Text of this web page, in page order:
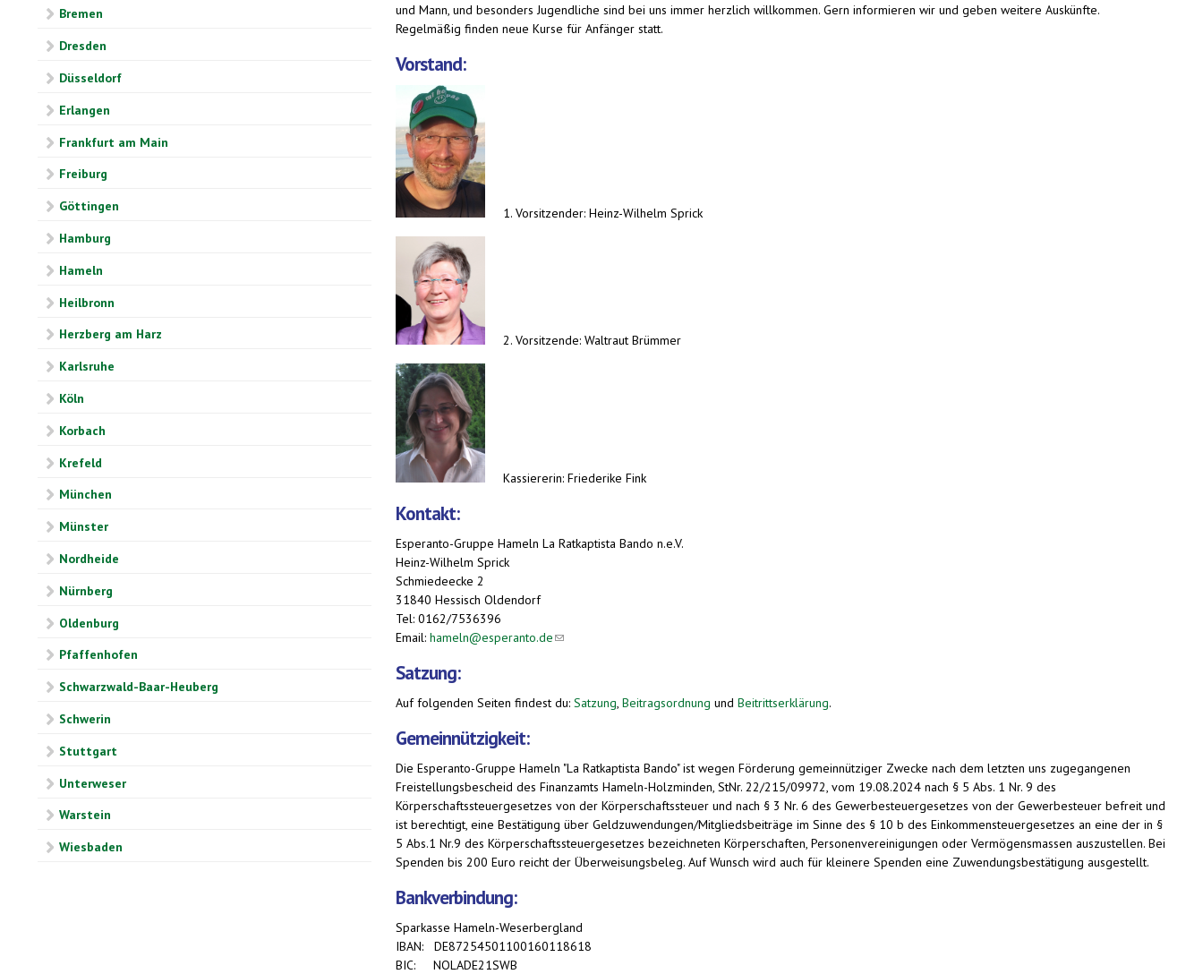
Bremen
Dresden
Düsseldorf
Erlangen
Frankfurt am Main
Freiburg
Göttingen
Hamburg
Hameln
Heilbronn
Herzberg am Harz
Karlsruhe
Köln
Korbach
Krefeld
München
Münster
Nordheide
Nürnberg
Oldenburg
Pfaffenhofen
Schwarzwald-Baar-Heuberg
Schwerin
Stuttgart
Unterweser
Warstein
Wiesbaden
und Mann, und besonders Jugendliche sind bei uns immer herzlich willkommen. Gern informieren wir und geben weitere Auskünfte.
Regelmäßig finden neue Kurse für Anfänger statt.
Vorstand:
1. Vorsitzender: Heinz-Wilhelm Sprick
2. Vorsitzende: Waltraut Brümmer
Kassiererin: Friederike Fink
Kontakt:
Esperanto-Gruppe Hameln La Ratkaptista Bando n.e.V.
Heinz-Wilhelm Sprick
Schmiedeecke 2
31840 Hessisch Oldendorf
Tel: 0162/7536396
Email: hameln@esperanto.de(link sends e-mail)
Satzung:
Auf folgenden Seiten findest du: Satzung, Beitragsordnung und Beitrittserklärung.
Gemeinnützigkeit:
Die Esperanto-Gruppe Hameln "La Ratkaptista Bando" ist wegen Förderung gemeinnütziger Zwecke nach dem letzten uns zugegangenen
Freistellungsbescheid des Finanzamts Hameln-Holzminden, StNr. 22/215/09972, vom 19.08.2024 nach § 5 Abs. 1 Nr. 9 des
Körperschaftssteuergesetzes von der Körperschaftssteuer und nach § 3 Nr. 6 des Gewerbesteuergesetzes von der Gewerbesteuer befreit und
ist berechtigt, eine Bestätigung über Geldzuwendungen/Mitgliedsbeiträge im Sinne des § 10 b des Einkommensteuergesetzes an eine der in §
5 Abs.1 Nr.9 des Körperschaftssteuergesetzes bezeichneten Körperschaften, Personenvereinigungen oder Vermögensmassen auszustellen. Bei
Spenden bis 200 Euro reicht der Überweisungsbeleg. Auf Wunsch wird auch für kleinere Spenden eine Zuwendungsbestätigung ausgestellt.
Bankverbindung:
Sparkasse Hameln-Weserbergland
IBAN: DE87254501100160118618
BIC: NOLADE21SWB